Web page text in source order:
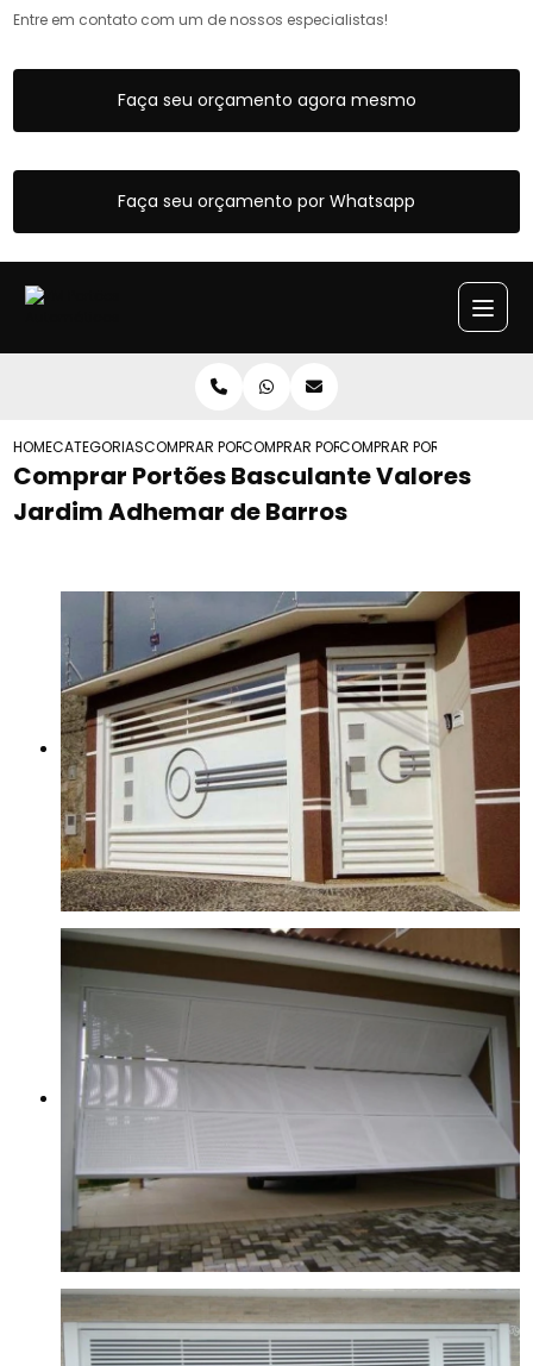
Entre em contato com um de nossos especialistas!
Faça seu orçamento agora mesmo
Faça seu orçamento por Whatsapp
HOMECATEGORIASCOMPRAR PORTAO BASCULANTE
COMPRAR PORTAO BASCULANTE COM
COMPRAR PORTOES
Comprar Portões Basculante Valores
Jardim Adhemar de Barros